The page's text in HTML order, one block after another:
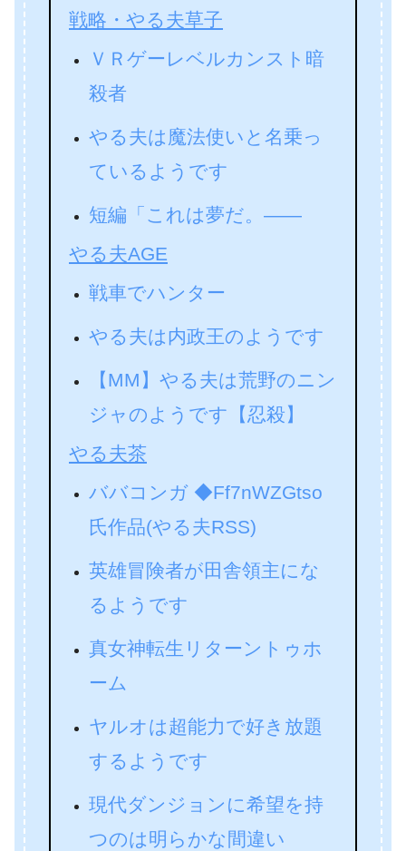
戦略・やる夫草子
ＶＲゲーレベルカンスト暗
殺者
やる夫は魔法使いと名乗っ
ているようです
短編「これは夢だ。――
やる夫AGE
戦車でハンター
やる夫は内政王のようです
【MM】やる夫は荒野のニン
ジャのようです【忍殺】
やる夫茶
ババコンガ ◆Ff7nWZGtso
氏作品(やる夫RSS)
英雄冒険者が田舎領主にな
るようです
真女神転生リターントゥホ
ーム
ヤルオは超能力で好き放題
するようです
現代ダンジョンに希望を持
つのは明らかな間違い